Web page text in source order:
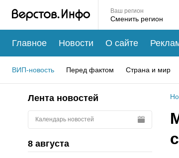
Ваш регион
Главное Новости О сайте
ВИП-новость Перед фактом Страна и мир
Лента новостей
Календарь новостей
8 августа